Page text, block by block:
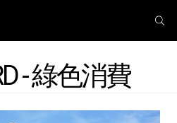
- 綠色消費